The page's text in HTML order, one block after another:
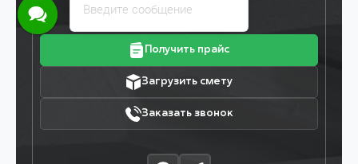
Получить прайс
Загрузить смету
Заказать звонок
Введите сообщение